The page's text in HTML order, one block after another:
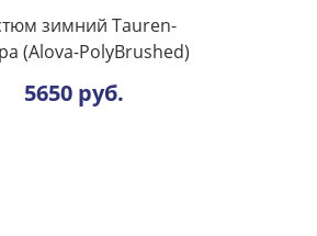
зимний Tauren-
(Alova-PolyBrushed)
5650 руб.